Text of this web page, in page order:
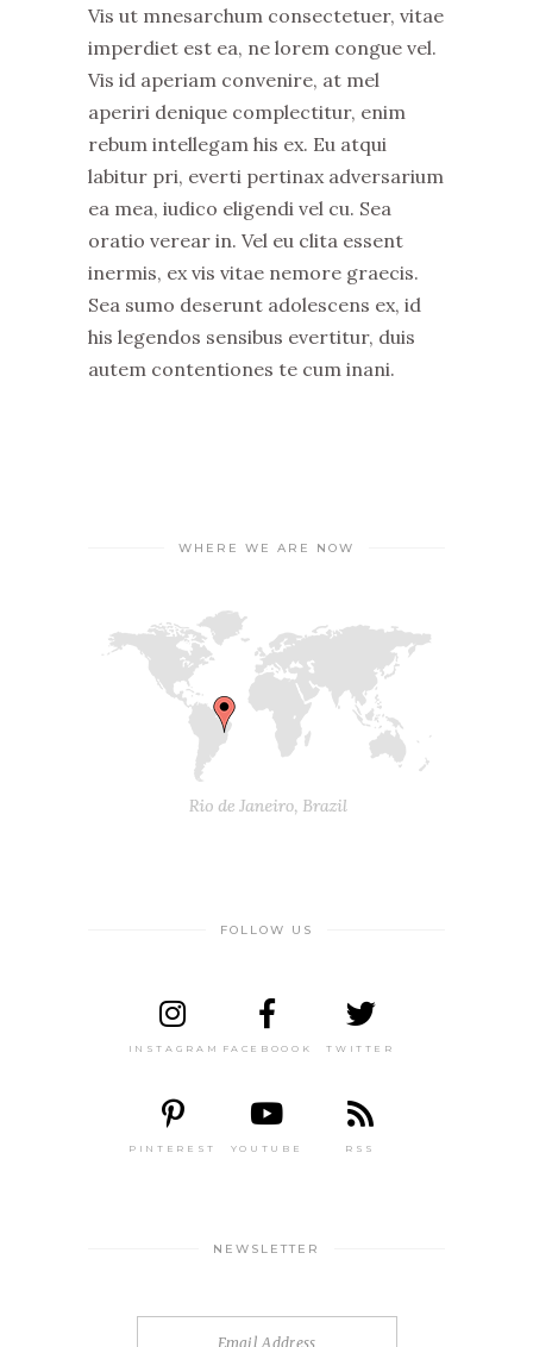
Vis ut mnesarchum consectetuer, vitae
imperdiet est ea, ne lorem congue vel.
Vis id aperiam convenire, at mel
aperiri denique complectitur, enim
rebum intellegam his ex. Eu atqui
labitur pri, everti pertinax adversarium
ea mea, iudico eligendi vel cu. Sea
oratio verear in. Vel eu clita essent
inermis, ex vis vitae nemore graecis.
Sea sumo deserunt adolescens ex, id
his legendos sensibus evertitur, duis
autem contentiones te cum inani.
WHERE WE ARE NOW
FOLLOW US
INSTAGRAM FACEBOOOK TWITTER
PINTEREST YOUTUBE RSS
NEWSLETTER